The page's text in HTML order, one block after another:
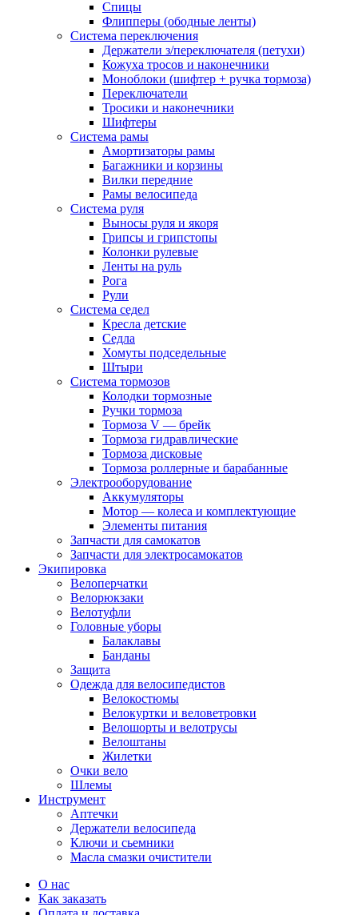
Спицы
Флипперы (ободные ленты)
Система переключения
Держатели з/переключателя (петухи)
Кожуха тросов и наконечники
Моноблоки (шифтер + ручка тормоза)
Переключатели
Тросики и наконечники
Шифтеры
Система рамы
Амортизаторы рамы
Багажники и корзины
Вилки передние
Рамы велосипеда
Система руля
Выносы руля и якоря
Грипсы и грипстопы
Колонки рулевые
Ленты на руль
Рога
Рули
Система седел
Кресла детские
Седла
Хомуты подседельные
Штыри
Система тормозов
Колодки тормозные
Ручки тормоза
Тормоза V — брейк
Тормоза гидравлические
Тормоза дисковые
Тормоза роллерные и барабанные
Электрооборудование
Аккумуляторы
Мотор — колеса и комплектующие
Элементы питания
Запчасти для самокатов
Запчасти для электросамокатов
Экипировка
Велоперчатки
Велорюкзаки
Велотуфли
Головные уборы
Балаклавы
Банданы
Защита
Одежда для велосипедистов
Велокостюмы
Велокуртки и веловетровки
Велошорты и велотрусы
Велоштаны
Жилетки
Очки вело
Шлемы
Инструмент
Аптечки
Держатели велосипеда
Ключи и сьемники
Масла смазки очистители
О нас
Как заказать